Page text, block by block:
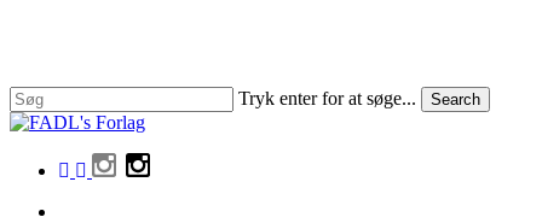
content
Tryk enter for at søge... Search
Close
facebook
linkedin
instagram